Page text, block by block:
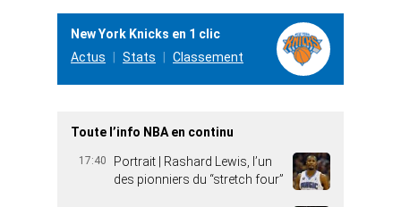
New York Knicks en 1 clic
Actus
Stats Classement
Toute l’info NBA en continu
17:40
Portrait | Rashard Lewis, l’un
des pionniers du “stretch four”